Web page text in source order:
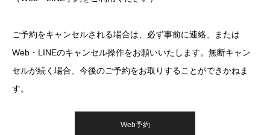
ご予約をキャンセルされる場合は、必ず事前に連絡、または
Web・LINEのキャンセル操作をお願いいたします。無断キャン
セルが続く場合、今後のご予約をお取りすることができかねま
す。
Web予約